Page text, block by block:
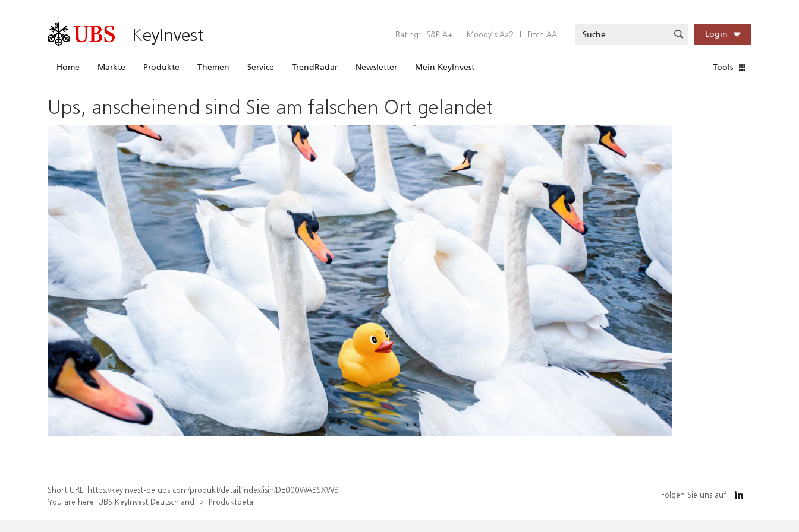
KeyInvest Rating: S&P A+ | Moody’s Aa2 | Fitch AA Login
Home Märkte Produkte Themen Service TrendRadar Newsletter Mein KeyInvest Tools
Ups, anscheinend sind Sie am falschen Ort gelandet
Short URL: https://keyinvest-de.ubs.com/produkt/detail/index/isin/DE000WA3SXW3
You are here: UBS KeyInvest Deutschland Produktdetail
Folgen Sie uns auf